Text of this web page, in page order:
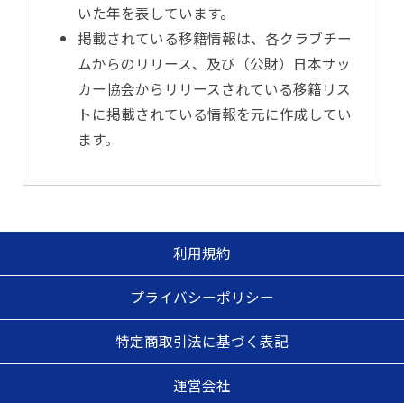
いた年を表しています。
掲載されている移籍情報は、各クラブチー
ムからのリリース、及び（公財）日本サッ
カー協会からリリースされている移籍リス
トに掲載されている情報を元に作成してい
ます。
利用規約
プライバシーポリシー
特定商取引法に基づく表記
運営会社